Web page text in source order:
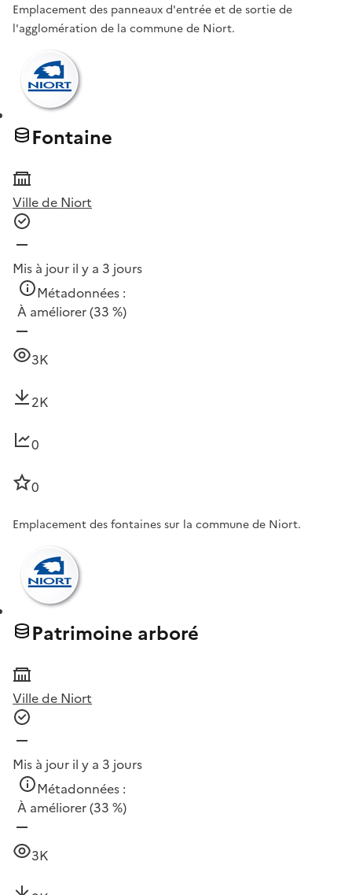
Emplacement des panneaux d'entrée et de sortie de
l'agglomération de la commune de Niort.
Fontaine
Ville de Niort
Mis à jour il y a 3 jours
Métadonnées :
À améliorer(33 %)
3K
2K
0
0
Emplacement des fontaines sur la commune de Niort.
Patrimoine arboré
Ville de Niort
Mis à jour il y a 3 jours
Métadonnées :
À améliorer(33 %)
3K